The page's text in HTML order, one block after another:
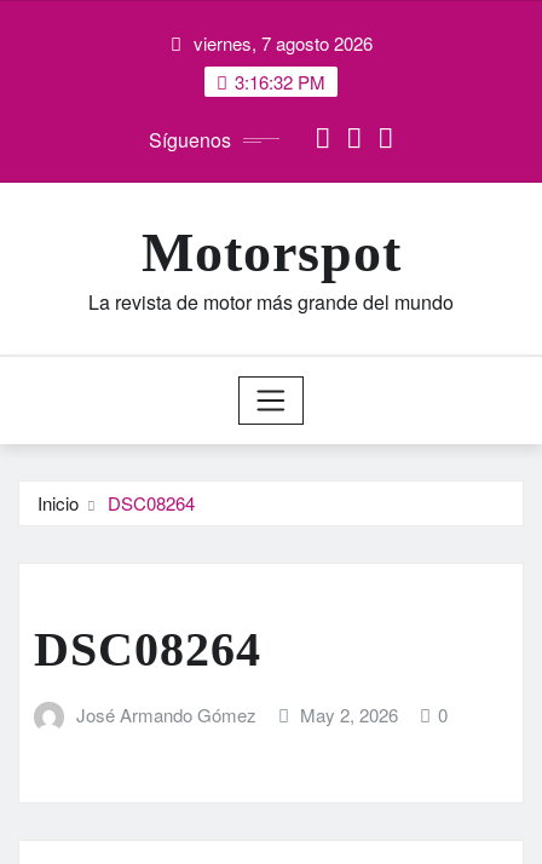
viernes, 7 agosto 2026
3:16:33 PM
Síguenos
Motorspot
La revista de motor más grande del mundo
Inicio DSC08264
DSC08264
José Armando Gómez May 2, 2026 0